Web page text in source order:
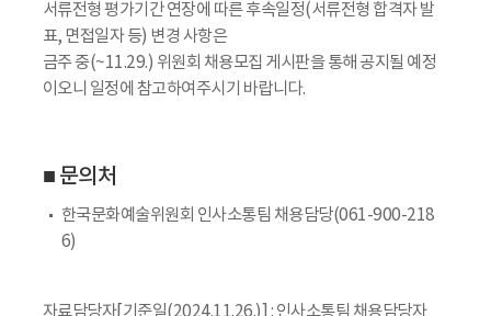
서류전형 평가기간 연장에 따른 후속일정(서류전형 합격자 발
표, 면접일자 등) 변경 사항은
금주 중(~11.29.) 위원회 채용모집 게시판을 통해 공지될 예정
이오니 일정에 참고하여주시기 바랍니다.
■ 문의처
한국문화예술위원회 인사소통팀 채용담당(061-900-218
6)
자료담당자[기준일(2024.11.26.)] : 인사소통팀 채용담당자